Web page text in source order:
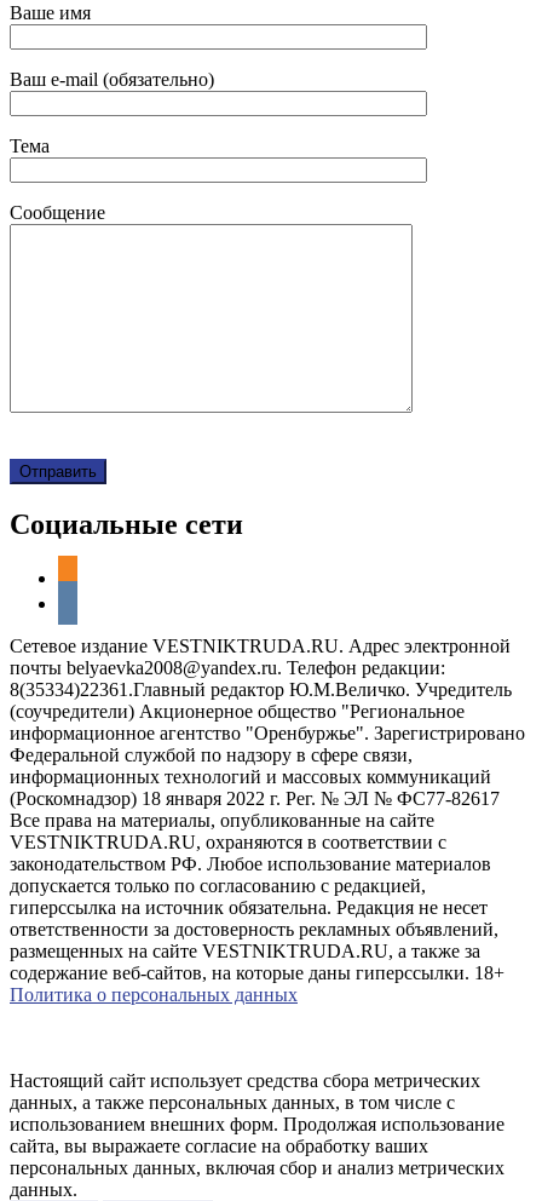
Ваше имя
Ваш e-mail (обязательно)
Тема
Сообщение
Социальные сети
Сетевое издание VESTNIKTRUDA.RU. Адрес электронной
почты belyaevka2008@yandex.ru. Телефон редакции:
8(35334)22361.Главный редактор Ю.М.Величко. Учредитель
(соучредители) Акционерное общество "Региональное
информационное агентство "Оренбуржье". Зарегистрировано
Федеральной службой по надзору в сфере связи,
информационных технологий и массовых коммуникаций
(Роскомнадзор) 18 января 2022 г. Рег. № ЭЛ № ФС77-82617
Все права на материалы, опубликованные на сайте
VESTNIKTRUDA.RU, охраняются в соответствии с
законодательством РФ. Любое использование материалов
допускается только по согласованию с редакцией,
гиперссылка на источник обязательна. Редакция не несет
ответственности за достоверность рекламных объявлений,
размещенных на сайте VESTNIKTRUDA.RU, а также за
содержание веб-сайтов, на которые даны гиперссылки. 18+
Политика о персональных данных
Настоящий сайт использует средства сбора метрических
данных, а также персональных данных, в том числе с
использованием внешних форм. Продолжая использование
сайта, вы выражаете согласие на обработку ваших
персональных данных, включая сбор и анализ метрических
данных.